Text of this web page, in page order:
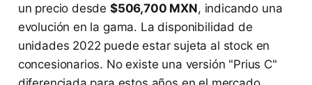
un precio desde $506,700 MXN, indicando una
evolución en la gama. La disponibilidad de
unidades 2022 puede estar sujeta al stock en
concesionarios. No existe una versión "Prius C"